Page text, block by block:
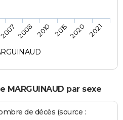
20072008 2010 20152020 2021
par sexe
de décès (source :